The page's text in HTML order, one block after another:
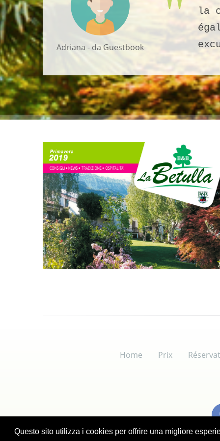
Questo sito utilizza i cookies per offrire una migliore
la
Adriana - da Guestbook
Home Prix